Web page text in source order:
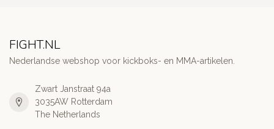
FIGHT.NL
Nederlandse webshop voor kickboks- en MMA-artikelen.
Zwart Janstraat 94a
3035AW Rotterdam
The Netherlands